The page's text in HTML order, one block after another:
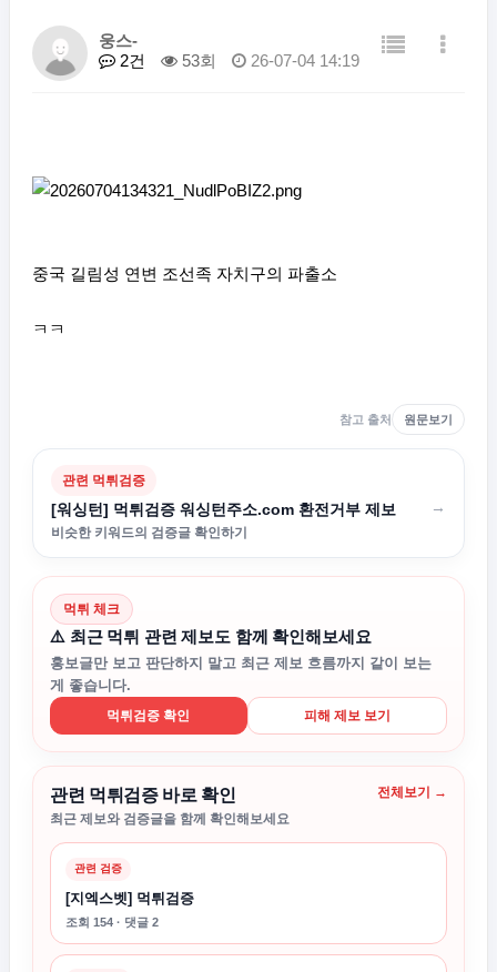
웅스-
2건
53회 26-07-04 14:19
중국 길림성 연변 조선족 자치구의 파출소
ㅋㅋ
참고 출처 원문보기
관련 먹튀검증
[워싱턴] 먹튀검증 워싱턴주소.com 환전거부 제보
비슷한 키워드의 검증글 확인하기
→
먹튀 체크
⚠️ 최근 먹튀 관련 제보도 함께 확인해보세요
홍보글만 보고 판단하지 말고 최근 제보 흐름까지 같이 보는
게 좋습니다.
먹튀검증 확인 피해 제보 보기
관련 먹튀검증 바로 확인
최근 제보와 검증글을 함께 확인해보세요
전체보기 →
관련 검증
[지엑스벳] 먹튀검증
조회 154 · 댓글 2